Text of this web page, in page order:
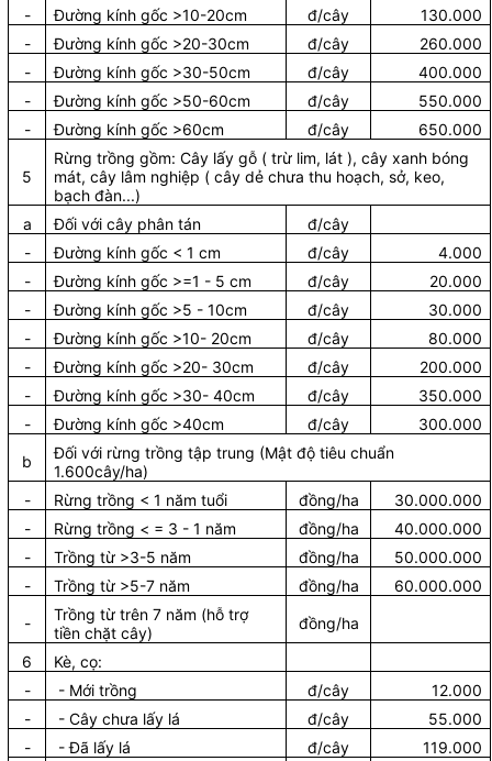
-
Đường kính gốc >10-20cm đ/cây
130.000
-
Đường kính gốc >20-30cm đ/cây
260.000
-
Đường kính gốc >30-50cm đ/cây
400.000
-
Đường kính gốc >50-60cm đ/cây
550.000
-
Đường kính gốc >60cm đ/cây 650.000
5
Rừng trồng gồm: Cây lấy gỗ ( trừ lim, lát ), cây xanh bóng
mát, cây lâm nghiệp ( cây dẻ chưa thu hoạch, sở, keo,
bạch đàn...)
a
Đối với cây phân tán
đ/cây
-
Đường kính gốc < 1 cm đ/cây
4.000
-
Đường kính gốc >=1 - 5 cm đ/cây
20.000
-
Đường kính gốc >5 - 10cm đ/cây
30.000
-
Đường kính gốc >10- 20cm đ/cây
80.000
-
Đường kính gốc >20- 30cm đ/cây
200.000
-
Đường kính gốc >30- 40cm đ/cây
350.000
-
Đường kính gốc >40cm đ/cây
300.000
b
Đối với rừng trồng tập trung (Mật độ tiêu chuẩn
1.600cây/ha)
-
Rừng trồng < 1 năm tuổi đồng/ha
30.000.000
-
Rừng trồng < = 3 - 1 năm đồng/ha
40.000.000
-
Trồng từ >3-5 năm đồng/ha
50.000.000
-
Trồng từ >5-7 năm đồng/ha
60.000.000
-
Trồng từ trên 7 năm (hỗ trợ
tiền chặt cây)
đồng/ha
6
Kè, cọ:
-
- Mới trồng đ/cây
12.000
-
- Cây chưa lấy lá đ/cây
55.000
-
- Đã lấy lá đ/cây 119.000